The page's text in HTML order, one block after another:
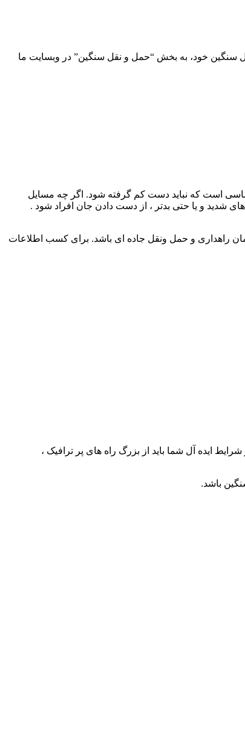
سنگین خود، به بخش “حمل و نقل سنگین” در وبسایت ما
است که نباید دست کم گرفته شود. اگر چه مسایل
شدید و یا حتی بدتر ، از دست دادن جان افراد شود .
راهداری و حمل ونقل جاده ای باشد. برای کسب اطلاعات
ایده آل شما باید از بزرگ راه های پر ترافیک ،
باشد.